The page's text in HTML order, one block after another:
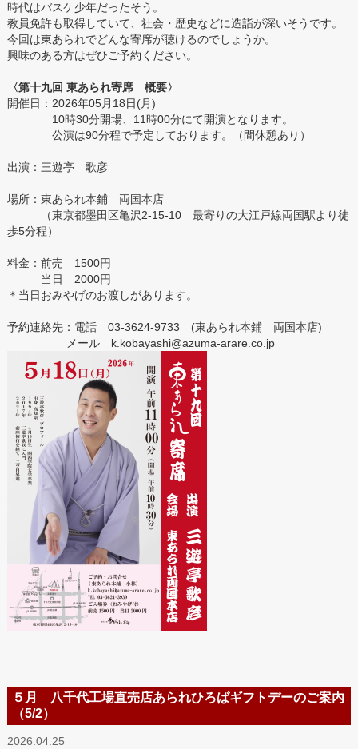
時代はバスケ少年だったそう。
教員免許も取得していて、社会・歴史などに造詣が深いそうです。
今回は東あられでどんな寄席が聴けるのでしょうか。
興味のある方はぜひご予約ください。
〈第十九回 東あられ寄席 概要〉
開催日：2026年05月18日(月)
10時30分開場、11時00分にて開演となります。
公演は90分程で予定しております。（間休憩あり）
出演：三遊亭 歌彦
場所：東あられ本鋪 両国本店
（東京都墨田区亀沢2-15-10 最寄りの大江戸線両国駅より徒
歩5分程）
料金：前売 1500円
当日 2000円
＊当日おみやげのお渡しがあります。
予約連絡先：電話 03-3624-9733 (東あられ本鋪 両国本店)
メール k.kobayashi@azuma-arare.co.jp
５月 八千代工場直売店あられひろばギフトデーのご案内
（5/2）
2026.04.25